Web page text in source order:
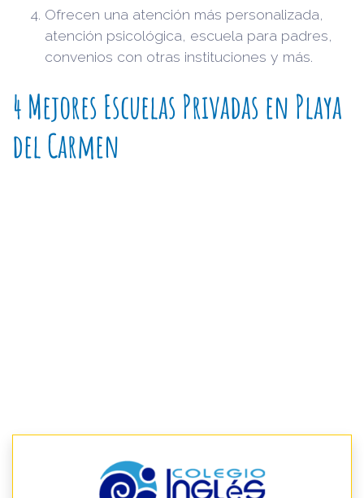
Ofrecen una atención más personalizada,
atención psicológica, escuela para padres,
convenios con otras instituciones y más.
4 Mejores Escuelas Privadas en Playa
del Carmen